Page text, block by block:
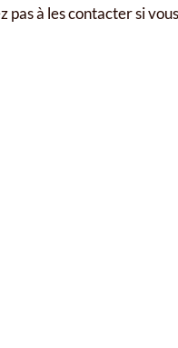
à les contacter si